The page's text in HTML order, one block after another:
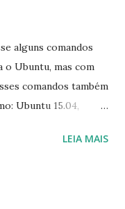
alguns comandos
Ubuntu, mas com
comandos também
Ubuntu 15.04,
OS 0.3, Deepin
LEIA MAIS